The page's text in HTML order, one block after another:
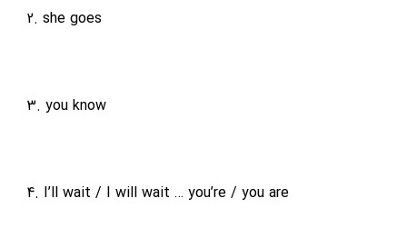
2. she goes
3. you know
4. I’ll wait / I will wait … you’re / you are